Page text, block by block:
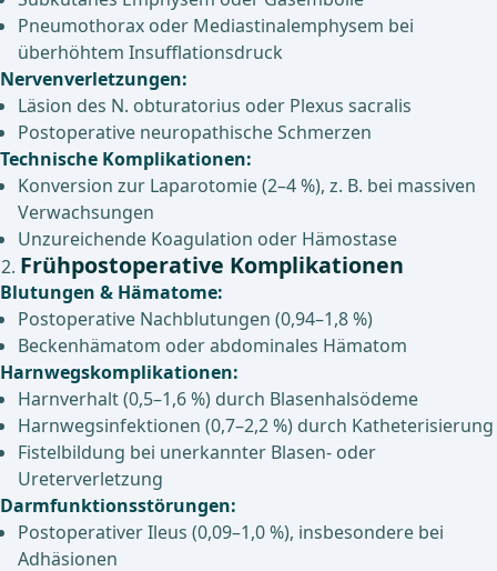
Pneumothorax oder Mediastinalemphysem bei
überhöhtem Insufflationsdruck
Nervenverletzungen:
Läsion des N. obturatorius oder Plexus sacralis
Postoperative neuropathische Schmerzen
Technische Komplikationen:
Konversion zur Laparotomie (2–4 %), z. B. bei massiven
Verwachsungen
Unzureichende Koagulation oder Hämostase
Frühpostoperative Komplikationen
Blutungen & Hämatome:
Postoperative Nachblutungen (0,94–1,8 %)
Beckenhämatom oder abdominales Hämatom
Harnwegskomplikationen:
Harnverhalt (0,5–1,6 %) durch Blasenhalsödeme
Harnwegsinfektionen (0,7–2,2 %) durch Katheterisierung
Fistelbildung bei unerkannter Blasen- oder
Ureterverletzung
Darmfunktionsstörungen:
Postoperativer Ileus (0,09–1,0 %), insbesondere bei
Adhäsionen